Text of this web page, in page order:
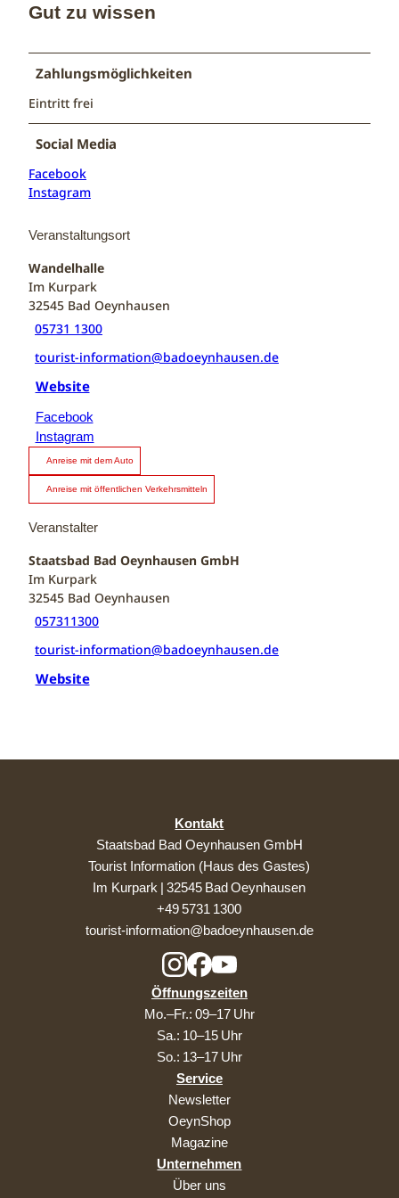
Gut zu wissen
Zahlungsmöglichkeiten
Eintritt frei
Social Media
Facebook
Instagram
Veranstaltungsort
Wandelhalle
Im Kurpark
32545 Bad Oeynhausen
05731 1300
tourist-information@badoeynhausen.de
Website
Facebook
Instagram
Anreise mit dem Auto
Anreise mit öffentlichen Verkehrsmitteln
Veranstalter
Staatsbad Bad Oeynhausen GmbH
Im Kurpark
32545 Bad Oeynhausen
057311300
tourist-information@badoeynhausen.de
Website
Kontakt
Staatsbad Bad Oeynhausen GmbH
Tourist Information (Haus des Gastes)
Im Kurpark | 32545 Bad Oeynhausen
+49 5731 1300
tourist-information@badoeynhausen.de
Öffnungszeiten
Mo.–Fr.: 09–17 Uhr
Sa.: 10–15 Uhr
So.: 13–17 Uhr
Service
Newsletter
OeynShop
Magazine
Unternehmen
Über uns